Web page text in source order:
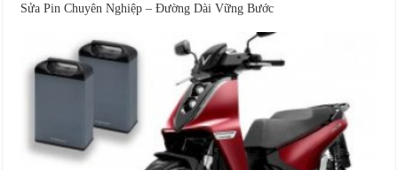
Sửa Pin Chuyên Nghiệp – Đường Dài Vững Bước